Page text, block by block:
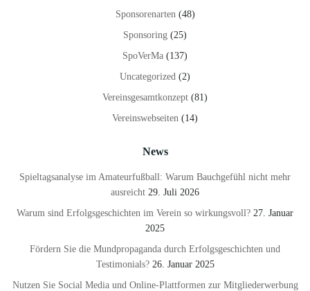
Sponsorenarten(48)
Sponsoring (25)
SpoVerMa (137)
Uncategorized (2)
Vereinsgesamtkonzept (81)
Vereinswebseiten (14)
News
Spieltagsanalyse im Amateurfußball: Warum Bauchgefühl nicht mehr
ausreicht 29. Juli 2026
Warum sind Erfolgsgeschichten im Verein so wirkungsvoll? 27. Januar
2025
Fördern Sie die Mundpropaganda durch Erfolgsgeschichten und
Testimonials? 26. Januar 2025
Nutzen Sie Social Media und Online-Plattformen zur Mitgliederwerbung